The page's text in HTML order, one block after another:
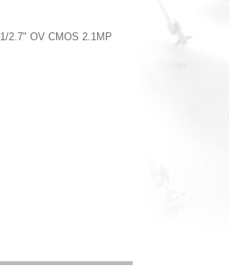
2.7" OV CMOS 2.1MP